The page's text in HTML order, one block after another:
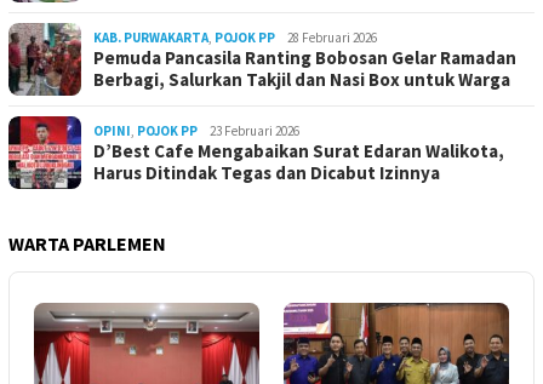
KAB. PURWAKARTA, POJOK PP 28 Februari 2026
Pemuda Pancasila Ranting Bobosan Gelar Ramadan
Berbagi, Salurkan Takjil dan Nasi Box untuk Warga
OPINI, POJOK PP 23 Februari 2026
D’Best Cafe Mengabaikan Surat Edaran Walikota,
Harus Ditindak Tegas dan Dicabut Izinnya
WARTA PARLEMEN